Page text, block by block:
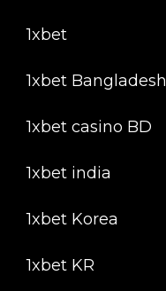
1xbet
1xbet Bangladesh
1xbet casino BD
1xbet india
1xbet Korea
1xbet KR